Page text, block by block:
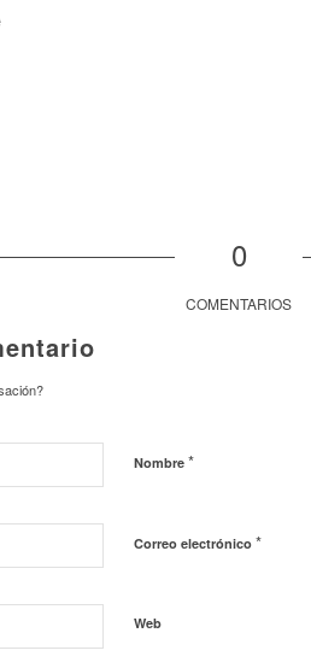
0
COMENTARIOS
Nombre *
Correo electrónico *
Web